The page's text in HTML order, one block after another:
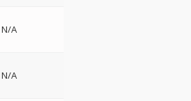
N/A
N/A